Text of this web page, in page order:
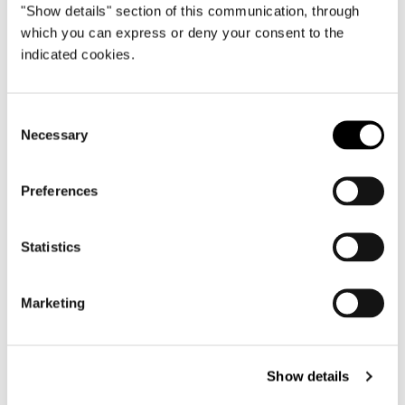
"Show details" section of this communication, through
which you can express or deny your consent to the
indicated cookies.
Selection
Necessary
Preferences
Statistics
Marketing
Show details
View More Residential
Projects